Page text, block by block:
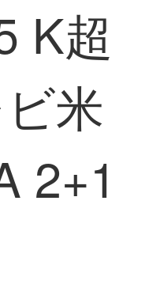
K超
米
2+1